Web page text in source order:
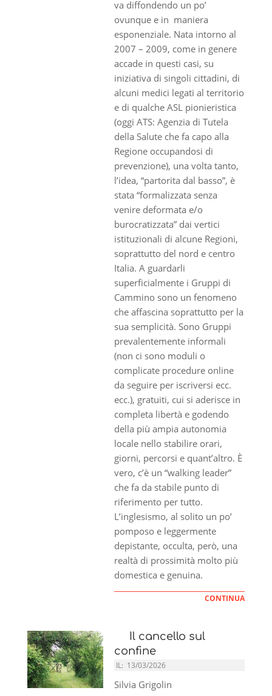
va diffondendo un po’
ovunque e in maniera
esponenziale. Nata intorno al
2007 – 2009, come in genere
accade in questi casi, su
iniziativa di singoli cittadini, di
alcuni medici legati al territorio
e di qualche ASL pionieristica
(oggi ATS: Agenzia di Tutela
della Salute che fa capo alla
Regione occupandosi di
prevenzione), una volta tanto,
l’idea, “partorita dal basso”, è
stata “formalizzata senza
venire deformata e/o
burocratizzata” dai vertici
istituzionali di alcune Regioni,
soprattutto del nord e centro
Italia. A guardarli
superficialmente i Gruppi di
Cammino sono un fenomeno
che affascina soprattutto per la
sua semplicità. Sono Gruppi
prevalentemente informali
(non ci sono moduli o
complicate procedure online
da seguire per iscriversi ecc.
ecc.), gratuiti, cui si aderisce in
completa libertà e godendo
della più ampia autonomia
locale nello stabilire orari,
giorni, percorsi e quant’altro. È
vero, c’è un “walking leader”
che fa da stabile punto di
riferimento per tutto.
L’inglesismo, al solito un po’
pomposo e leggermente
depistante, occulta, però, una
realtà di prossimità molto più
domestica e genuina.
CONTINUA
Il cancello sul
confine
IL: 13/03/2026
Silvia Grigolin